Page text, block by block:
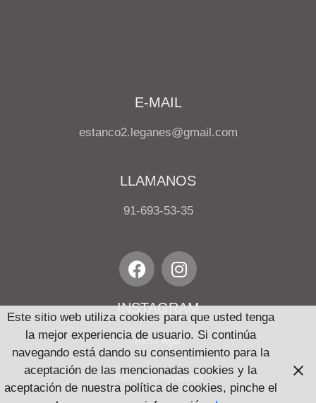
E-MAIL
estanco2.leganes@gmail.com
LLAMANOS
91-693-53-35
INSTAGRAM
Aviso legal
Este sitio web utiliza cookies para que usted tenga
la mejor experiencia de usuario. Si continúa
navegando está dando su consentimiento para la
aceptación de las mencionadas cookies y la
aceptación de nuestra política de cookies, pinche el